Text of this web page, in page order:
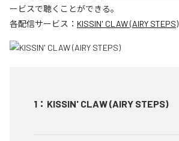
ービスで聴くことができる。
各配信サービス： KISSIN' CLAW (AIRY STEPS)
1 ： KISSIN' CLAW (AIRY STEPS)